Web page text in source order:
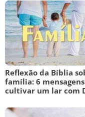
Reflexão da Bíblia
família: 6
cultivar um lar com